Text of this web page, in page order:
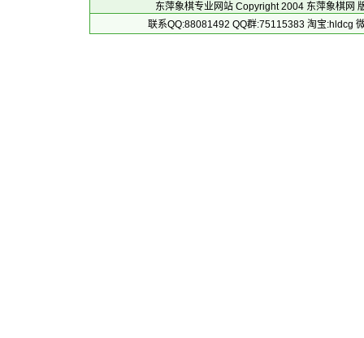
东萍象棋专业网站 Copyright 2004 东萍象棋网
联系QQ:88081492 QQ群:75115383 淘宝:hldcg